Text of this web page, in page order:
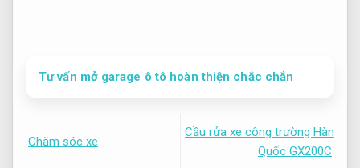
Tư vấn mở garage ô tô hoàn thiện chắc chắn
Chăm sóc xe
Cầu rửa xe công trường Hàn
Quốc GX200C